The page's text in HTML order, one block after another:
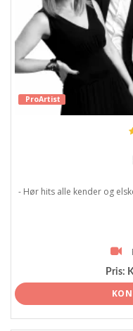
ProArtist
- Hør hits alle kender og
Pris: